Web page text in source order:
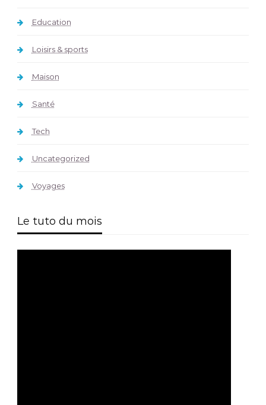
Education
Loisirs & sports
Maison
Santé
Tech
Uncategorized
Voyages
Le tuto du mois